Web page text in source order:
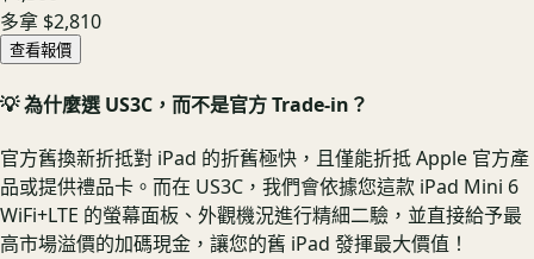
多拿 $2,810
查看報價
💡 為什麼選 US3C，而不是官方 Trade-in？
官方舊換新折抵對 iPad 的折舊極快，且僅能折抵 Apple 官方產
品或提供禮品卡。而在 US3C，我們會依據您這款 iPad Mini 6
WiFi+LTE 的螢幕面板、外觀機況進行精細二驗，並直接給予最
高市場溢價的加碼現金，讓您的舊 iPad 發揮最大價值！